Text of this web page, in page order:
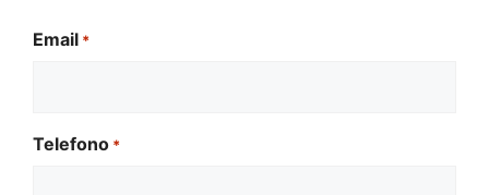
Email *
Telefono *